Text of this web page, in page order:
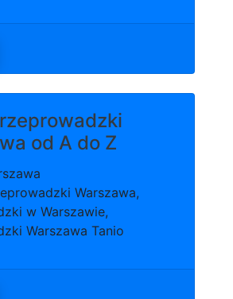
od A do Z
Warszawa,
w Warszawie,
Warszawa Tanio